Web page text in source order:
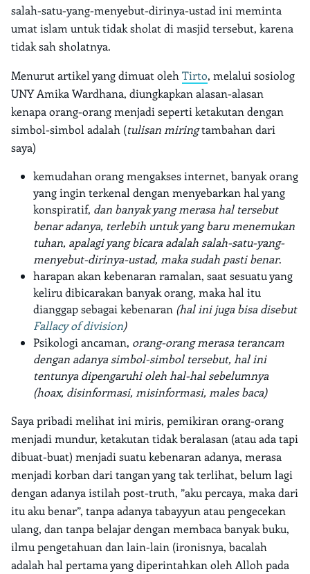
salah-satu-yang-menyebut-dirinya-ustad ini meminta
umat islam untuk tidak sholat di masjid tersebut, karena
tidak sah sholatnya.
Menurut artikel yang dimuat oleh Tirto, melalui sosiolog
UNY Amika Wardhana, diungkapkan alasan-alasan
kenapa orang-orang menjadi seperti ketakutan dengan
simbol-simbol adalah (tulisan miringtambahan dari
saya)
kemudahan orang mengakses internet, banyak orang
yang ingin terkenal dengan menyebarkan hal yang
konspiratif, dan banyak yang merasa hal tersebut
benar adanya, terlebih untuk yang baru menemukan
tuhan, apalagi yang bicara adalah salah-satu-yang-
menyebut-dirinya-ustad, maka sudah pasti benar.
harapan akan kebenaran ramalan, saat sesuatu yang
keliru dibicarakan banyak orang, maka hal itu
dianggap sebagai kebenaran (hal ini juga bisa disebut
Fallacy of division)
Psikologi ancaman, orang-orang merasa terancam
dengan adanya simbol-simbol tersebut, hal ini
tentunya dipengaruhi oleh hal-hal sebelumnya
(hoax, disinformasi, misinformasi, males baca)
Saya pribadi melihat ini miris, pemikiran orang-orang
menjadi mundur, ketakutan tidak beralasan (atau ada tapi
dibuat-buat) menjadi suatu kebenaran adanya, merasa
menjadi korban dari tangan yang tak terlihat, belum lagi
dengan adanya istilah post-truth, ”aku percaya, maka dari
itu aku benar”, tanpa adanya tabayyun atau pengecekan
ulang, dan tanpa belajar dengan membaca banyak buku,
ilmu pengetahuan dan lain-lain (ironisnya, bacalah
adalah hal pertama yang diperintahkan oleh Alloh pada